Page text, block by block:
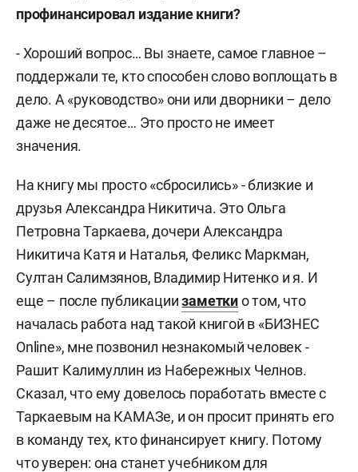
профинансировал издание книги?
- Хороший вопрос… Вы знаете, самое главное –
поддержали те, кто способен слово воплощать в
дело. А «руководство» они или дворники – дело
даже не десятое… Это просто не имеет
значения.
На книгу мы просто «сбросились» - близкие и
друзья Александра Никитича. Это Ольга
Петровна Таркаева, дочери Александра
Никитича Катя и Наталья, Феликс Маркман,
Султан Салимзянов, Владимир Нитенко и я. И
еще – после публикациизаметкио том, что
началась работа над такой книгой в «БИЗНЕС
Online», мне позвонил незнакомый человек -
Рашит Калимуллин из Набережных Челнов.
Сказал, что ему довелось поработать вместе с
Таркаевым на КАМАЗе, и он просит принять его
в команду тех, кто финансирует книгу. Потому
что уверен: она станет учебником для